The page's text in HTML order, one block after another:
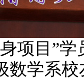
目”学
数学系